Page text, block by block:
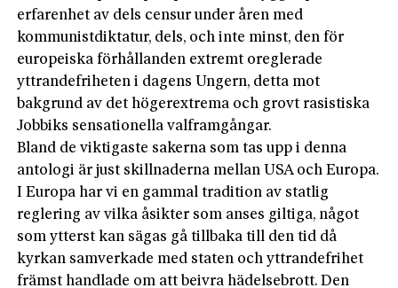
erfarenhet av dels censur under åren med
kommunistdiktatur, dels, och inte minst, den för
europeiska förhållanden extremt oreglerade
yttrandefriheten i dagens Ungern, detta mot
bakgrund av det högerextrema och grovt rasistiska
Jobbiks sensationella valframgångar.
Bland de viktigaste sakerna som tas ­upp i denna
antologi är just ­skillnader­na mellan USA och Europa.
I Europa har vi en gammal tradition av statlig
reglering av vilka åsikter som anses giltiga, något
som ytterst kan sägas gå tillbaka till den tid då
kyrkan samverkade med staten och yttrande­frihet
främst handlade om att beivra hädelsebrott. Den